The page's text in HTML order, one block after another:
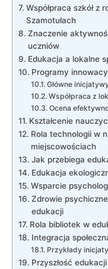
Współpraca szkół z
Szamotułach
Znaczenie
uczniów
Edukacja a lokalne
Programy
Główne
Współpraca z
Ocena
Kształcenie
Rola technologii w
miejscowościach
Jak przebiega
Edukacja
Wsparcie
Zdrowie
edukacji
Rola bibliotek w
Integracja
Przykłady
Przyszłość